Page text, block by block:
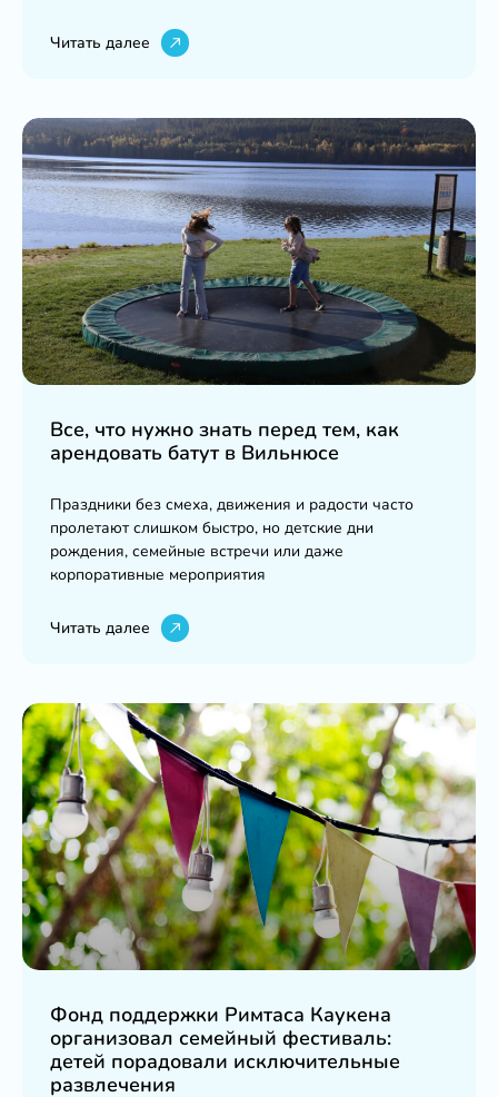
Читать далее
Все, что нужно знать перед тем, как
арендовать батут в Вильнюсе
Праздники без смеха, движения и радости часто
пролетают слишком быстро, но детские дни
рождения, семейные встречи или даже
корпоративные мероприятия
Читать далее
Фонд поддержки Римтаса Каукена
организовал семейный фестиваль:
детей порадовали исключительные
развлечения